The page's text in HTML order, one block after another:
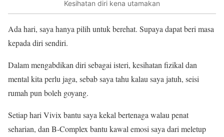
Kesihatan diri kena utamakan
Ada hari, saya hanya pilih untuk berehat. Supaya dapat beri masa
kepada diri sendiri.
Dalam mengabdikan diri sebagai isteri, kesihatan fizikal dan
mental kita perlu jaga, sebab saya tahu kalau saya jatuh, seisi
rumah pun boleh goyang.
Setiap hari Vivix bantu saya kekal bertenaga walau penat
seharian, dan B-Complex bantu kawal emosi saya dari meletup